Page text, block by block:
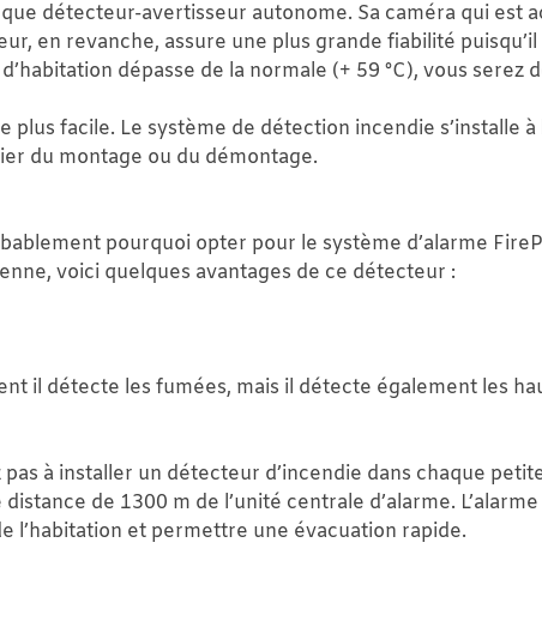
détecteur-avertisseur autonome. Sa caméra qui est
en revanche, assure une plus grande fiabilité puisqu’il
dépasse de la normale (+ 59 °C), vous serez
facile. Le système de détection incendie s’installe à
du montage ou du démontage.
pourquoi opter pour le système d’alarme
voici quelques avantages de ce détecteur :
il détecte les fumées, mais il détecte également les
à installer un détecteur d’incendie dans chaque
de 1300 m de l’unité centrale d’alarme.
l’habitation et permettre une évacuation rapide.